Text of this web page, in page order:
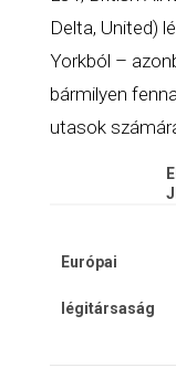
Delta, United)
Yorkból –
bármilyen
utasok
Európai
légitársaság